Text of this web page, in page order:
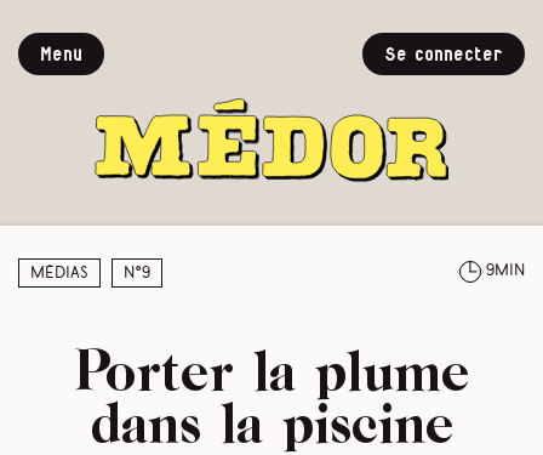
Menu Se connecter
Médias N°9 9min
Porter la plume
dans la piscine